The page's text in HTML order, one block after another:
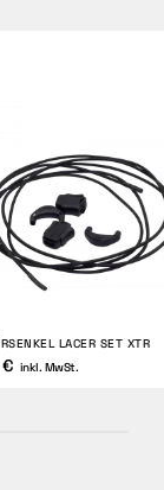
LACER SET XTR
inkl. MwSt.